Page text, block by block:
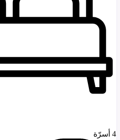
4 أسرّة